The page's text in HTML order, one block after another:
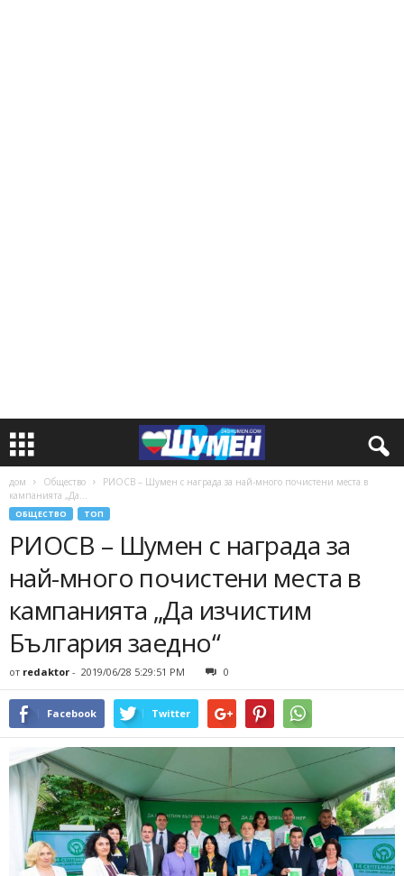
дом Общество
РИОСВ – Шумен с награда за най-много почистени места в
кампанията „Да...
ОБЩЕСТВО ТОП
РИОСВ – Шумен с награда за
най-много почистени места в
кампанията „Да изчистим
България заедно“
от redaktor - 2019/06/28 5:29:51 PM 0
Facebook Twitter